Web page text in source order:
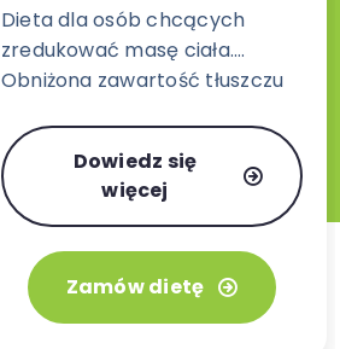
Dieta dla osób chcących
zredukować masę ciała.
Obniżona zawartość tłuszczu
pokarmowego dającego
dłuższe uczucie sytości.
Dowiedz się
więcej
Zamów dietę